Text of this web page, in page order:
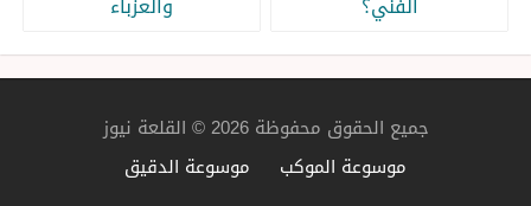
جميع الحقوق محفوظة 2026 © القلعة نيوز
موسوعة الموكب
موسوعة الدقيق